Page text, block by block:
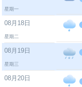
星期一
08月18日
星期二
08月19日
星期三
08月20日